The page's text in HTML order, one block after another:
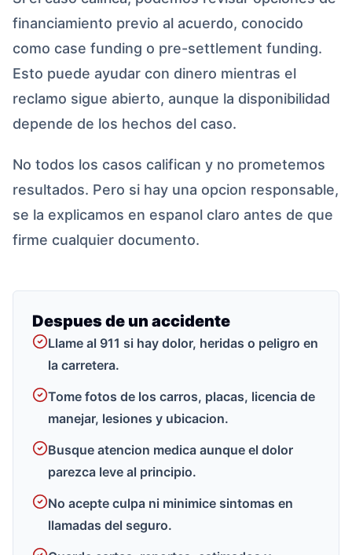
financiamiento previo al acuerdo, conocido
como case funding o pre-settlement funding.
Esto puede ayudar con dinero mientras el
reclamo sigue abierto, aunque la disponibilidad
depende de los hechos del caso.
No todos los casos califican y no prometemos
resultados. Pero si hay una opcion responsable,
se la explicamos en espanol claro antes de que
firme cualquier documento.
Despues de un accidente
Llame al 911 si hay dolor, heridas o peligro en
la carretera.
Tome fotos de los carros, placas, licencia de
manejar, lesiones y ubicacion.
Busque atencion medica aunque el dolor
parezca leve al principio.
No acepte culpa ni minimice sintomas en
llamadas del seguro.